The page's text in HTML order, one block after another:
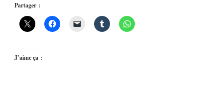
Partager :
J’aime ça :